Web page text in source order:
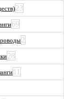
23
69
2
28
11